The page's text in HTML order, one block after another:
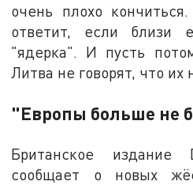
очень плохо
ответит, если близи
"ядерка". И пусть
Литва не говорят, что
"Европы больше не
Британское
сообщает о новых